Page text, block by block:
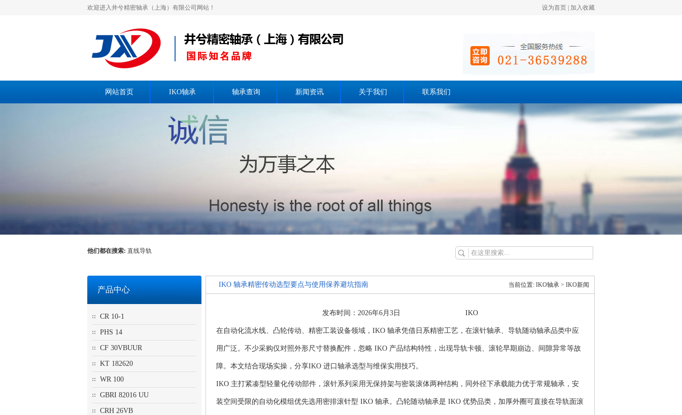
欢迎进入井兮精密轴承（上海）有限公司网站！ 设为首页 加入收藏
网站首页 IKO轴承 轴承查询 新闻资讯 关于我们 联系我们
他们都在搜索: 直线导轨
产品中心
CR 10-1
PHS 14
CF 30VBUUR
KT 182620
WR 100
GBRI 82016 UU
CRH 26VB
IKO 轴承精密传动选型要点与使用保养避坑指南 当前位置: IKO轴承 > IKO新闻
发布时间：2026年6月3日 IKO
在自动化流水线、凸轮传动、精密工装设备领域， IKO 轴承凭借日系精密工艺，在滚针轴承、导轨随动轴承品类中应
用广泛。不少采购仅对照外形尺寸替换配件，忽略 IKO 产品结构特性，出现导轨卡顿、滚轮早期崩边、间隙异常等故
障。本文结合现场实操，分享IKO 进口轴承选型与维保实用技巧。
IKO 主打紧凑型轻量化传动部件，滚针系列采用无保持架与密装滚体两种结构，同外径下承载能力优于常规轴承，安
装空间受限的自动化模组优先选用密排滚针型 IKO 轴承。凸轮随动轴承是 IKO 优势品类，加厚外圈可直接在导轨面滚